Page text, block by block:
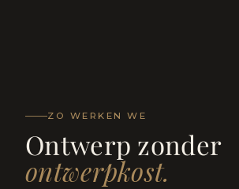
ZO WERKEN WE
Ontwerp zonder
ontwerpkost.